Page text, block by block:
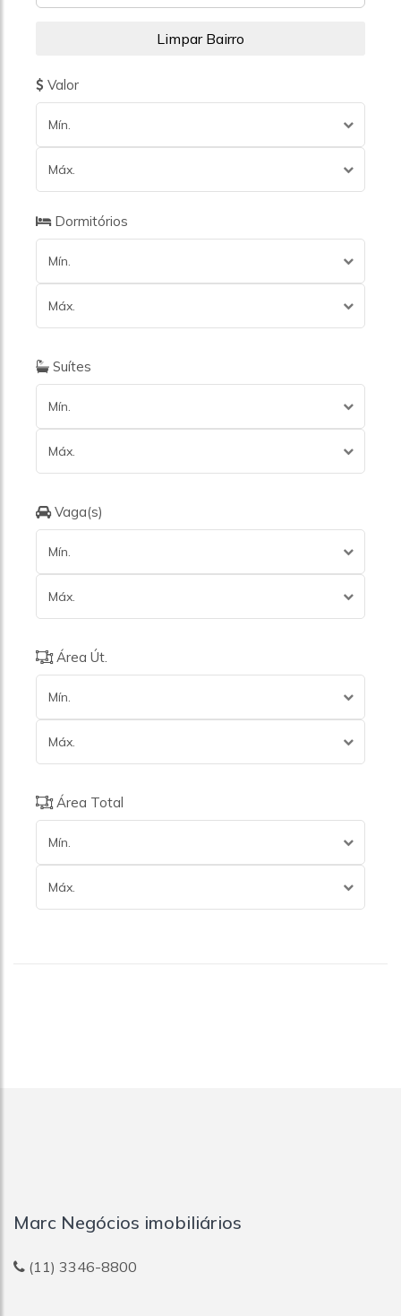
Valor
Mín.
Máx.
Dormitórios
Mín.
Máx.
Suítes
Mín.
Máx.
Vaga(s)
Mín.
Máx.
Área Út.
Mín.
Máx.
Área Total
Mín.
Máx.
Marc Negócios imobiliários
(11) 3346-8800